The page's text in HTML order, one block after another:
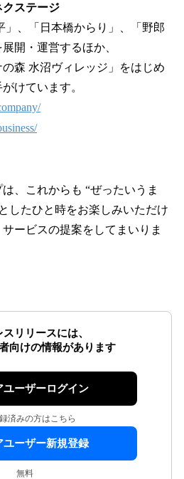
ステージ
」、「日本橋からり」、「野郎
開・運営するほか、
の森 水沼ヴィレッジ」をはじめ
けています。
、これからも “ぜったいうま
したひと時をお楽しみいただけ
ービスの提案をしてまいりま
リリースには、
向けの情報があります
ユーザーログイン
済みの方はこちら
ユーザー新規登録
無料